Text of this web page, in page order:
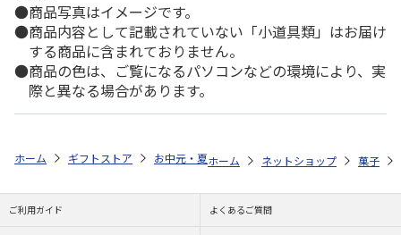
商品写真はイメージです。
商品内容として記載されていない「小道具類」はお届け
する商品に含まれておりません。
商品の色は、ご覧になるパソコンなどの環境により、実
際と異なる場合があります。
ホーム ギフトストア お中元・夏ギフト特集 2026 ゆうゆうギフト
ホーム ネットショップ 菓子
ご利用ガイド よくあるご質問